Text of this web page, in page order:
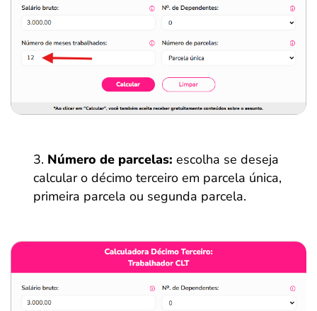
Número de parcelas: escolha se deseja
calcular o décimo terceiro em parcela única,
primeira parcela ou segunda parcela.